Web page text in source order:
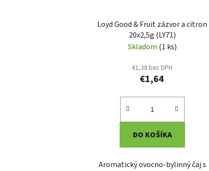
Loyd Good & Fruit zázvor a citron
20x2,5g (LY71)
Skladom (1 ks)
€1,38 bez DPH
€1,64
DO KOŠÍKA
Aromatický ovocno-bylinný čaj s